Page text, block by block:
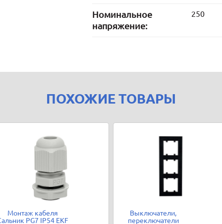
Номинальное
напряжение:
250
ПОХОЖИЕ ТОВАРЫ
Монтаж кабеля
PG7 IP54 EKF
Выключатели,
переключатели